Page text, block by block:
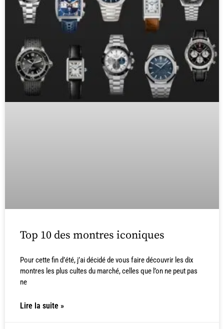
Top 10 des montres iconiques
Pour cette fin d’été, j’ai décidé de vous faire découvrir les dix
montres les plus cultes du marché, celles que l’on ne peut pas
ne
Lire la suite »